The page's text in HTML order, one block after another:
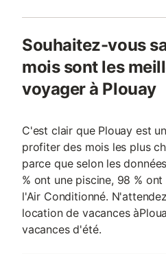
Souhaitez-vous
mois sont les
voyager à Plouay
C'est clair que Plouay est
profiter des mois les plus
parce que selon les
% ont une piscine, 98 %
l'Air Conditionné.
location de vacances
vacances d'été.